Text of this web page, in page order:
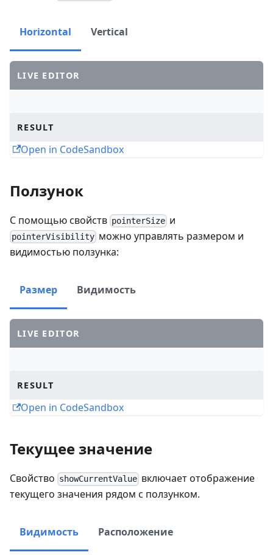
Horizontal Vertical
LIVE EDITOR
RESULT
Open in CodeSandbox
Ползунок
С помощью свойств pointerSize и
pointerVisibility можно управлять размером и
видимостью ползунка:
Размер Видимость
LIVE EDITOR
RESULT
Open in CodeSandbox
Текущее значение
Свойство showCurrentValue включает отображение
текущего значения рядом с ползунком.
Видимость Расположение